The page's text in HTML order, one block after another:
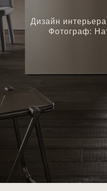
Дизайн
Фотограф: